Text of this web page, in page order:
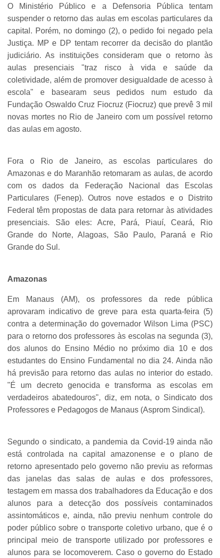
O Ministério Público e a Defensoria Pública tentam
suspender o retorno das aulas em escolas particulares da
capital. Porém, no domingo (2), o pedido foi negado pela
Justiça. MP e DP tentam recorrer da decisão do plantão
judiciário. As instituições consideram que o retorno às
aulas presenciais "traz risco à vida e saúde da
coletividade, além de promover desigualdade de acesso à
escola" e basearam seus pedidos num estudo da
Fundação Oswaldo Cruz Fiocruz (Fiocruz) que prevê 3 mil
novas mortes no Rio de Janeiro com um possível retorno
das aulas em agosto.
Fora o Rio de Janeiro, as escolas particulares do
Amazonas e do Maranhão retomaram as aulas, de acordo
com os dados da Federação Nacional das Escolas
Particulares (Fenep). Outros nove estados e o Distrito
Federal têm propostas de data para retornar às atividades
presenciais. São eles: Acre, Pará, Piauí, Ceará, Rio
Grande do Norte, Alagoas, São Paulo, Paraná e Rio
Grande do Sul.
Amazonas
Em Manaus (AM), os professores da rede pública
aprovaram indicativo de greve para esta quarta-feira (5)
contra a determinação do governador Wilson Lima (PSC)
para o retorno dos professores às escolas na segunda (3),
dos alunos do Ensino Médio no próximo dia 10 e dos
estudantes do Ensino Fundamental no dia 24. Ainda não
há previsão para retorno das aulas no interior do estado.
"É um decreto genocida e transforma as escolas em
verdadeiros abatedouros", diz, em nota, o Sindicato dos
Professores e Pedagogos de Manaus (Asprom Sindical).
Segundo o sindicato, a pandemia da Covid-19 ainda não
está controlada na capital amazonense e o plano de
retorno apresentado pelo governo não previu as reformas
das janelas das salas de aulas e dos professores,
testagem em massa dos trabalhadores da Educação e dos
alunos para a detecção dos possíveis contaminados
assintomáticos e, ainda, não previu nenhum controle do
poder público sobre o transporte coletivo urbano, que é o
principal meio de transporte utilizado por professores e
alunos para se locomoverem. Caso o governo do Estado